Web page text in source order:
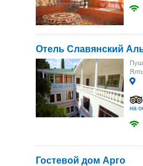
Отель Славянский
на
Гостевой дом Арго